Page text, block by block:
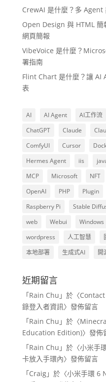
CrewAI 是什麼？多 Agent
Open Design 與 HTML 簡
網頁簡報
VibeVoice 是什麼？
署指南
Flint Chart 是什麼？讓 AI
表
AI AI Agent AI工作流
ChatGPT
Claude
ComfyUI
Cursor
Hermes Agent
iis
MCP
Microsoft NFT
OpenAI
PHP Plugin
Raspberry Pi
Stable
web
Webui Windows
wordpress
人工智慧
本地部署
生成式AI 開
近期留言
「Rain Chu 」於〈Contact
錄登入者資訊〉發佈留言
「Rain Chu 」於〈
Education Edition)〉發佈
「Rain Chu 」於〈小米手
卡放入手環內〉發佈留言
「Craig」於〈小米手環 6